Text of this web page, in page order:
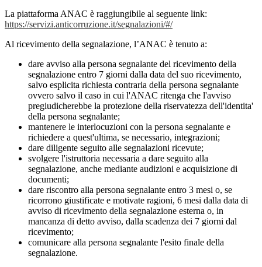
La piattaforma ANAC è raggiungibile al seguente link:
https://servizi.anticorruzione.it/segnalazioni/#/
Al ricevimento della segnalazione, l’ANAC è tenuto a:
dare avviso alla persona segnalante del ricevimento della
segnalazione entro 7 giorni dalla data del suo ricevimento,
salvo esplicita richiesta contraria della persona segnalante
ovvero salvo il caso in cui l'ANAC ritenga che l'avviso
pregiudicherebbe la protezione della riservatezza dell'identita'
della persona segnalante;
mantenere le interlocuzioni con la persona segnalante e
richiedere a quest'ultima, se necessario, integrazioni;
dare diligente seguito alle segnalazioni ricevute;
svolgere l'istruttoria necessaria a dare seguito alla
segnalazione, anche mediante audizioni e acquisizione di
documenti;
dare riscontro alla persona segnalante entro 3 mesi o, se
ricorrono giustificate e motivate ragioni, 6 mesi dalla data di
avviso di ricevimento della segnalazione esterna o, in
mancanza di detto avviso, dalla scadenza dei 7 giorni dal
ricevimento;
comunicare alla persona segnalante l'esito finale della
segnalazione.